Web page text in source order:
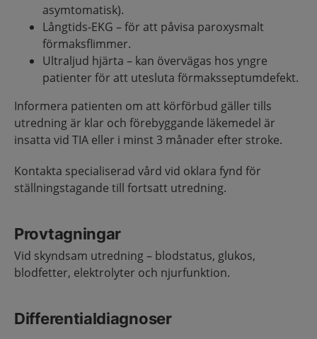
asymtomatisk).
Långtids-EKG – för att påvisa paroxysmalt
förmaksflimmer.
Ultraljud hjärta – kan övervägas hos yngre
patienter för att utesluta förmaksseptumdefekt.
Informera patienten om att körförbud gäller tills
utredning är klar och förebyggande läkemedel är
insatta vid TIA eller i minst 3 månader efter stroke.
Kontakta specialiserad vård vid oklara fynd för
ställningstagande till fortsatt utredning.
Provtagningar
Vid skyndsam utredning – blodstatus, glukos,
blodfetter, elektrolyter och njurfunktion.
Differentialdiagnoser